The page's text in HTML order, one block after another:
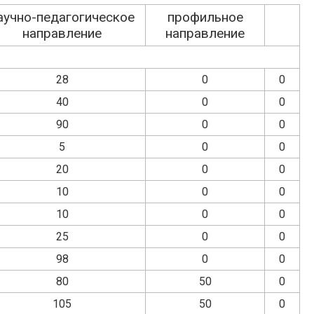
педагогическое
направление
профильное
направление
28 0
0
40
0
0
90
0
0
5
0
0
20
0
0
10
0
0
10
0
0
25
0
0
98
0
0
80
50
0
105
50 0